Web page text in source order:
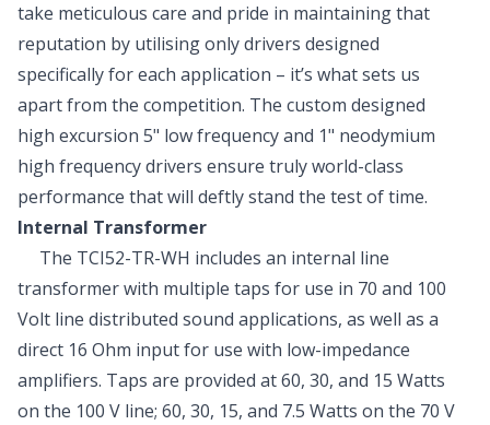
take meticulous care and pride in maintaining that
reputation by utilising only drivers designed
specifically for each application – it’s what sets us
apart from the competition. The custom designed
high excursion 5" low frequency and 1" neodymium
high frequency drivers ensure truly world-class
performance that will deftly stand the test of time.
Internal Transformer
The TCI52-TR-WH includes an internal line
transformer with multiple taps for use in 70 and 100
Volt line distributed sound applications, as well as a
direct 16 Ohm input for use with low-impedance
amplifiers. Taps are provided at 60, 30, and 15 Watts
on the 100 V line; 60, 30, 15, and 7.5 Watts on the 70 V